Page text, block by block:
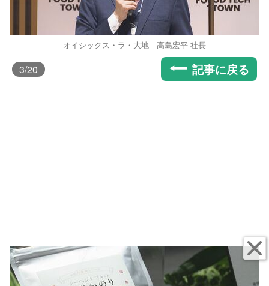
オイシックス・ラ・大地 高島宏平 社長
3/20 記事に戻る